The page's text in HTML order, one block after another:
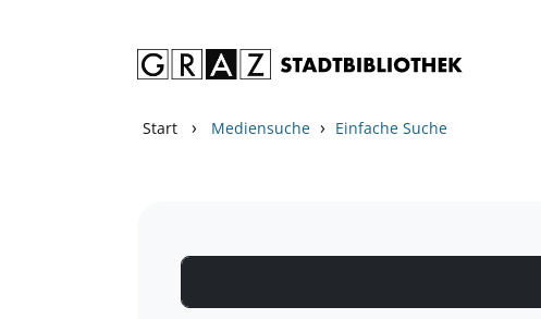
Start › Mediensuche › Einfache Suche